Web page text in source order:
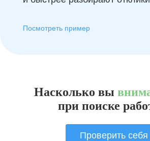
Посмотреть пример
Насколько вы
при поиске
Проверить себя